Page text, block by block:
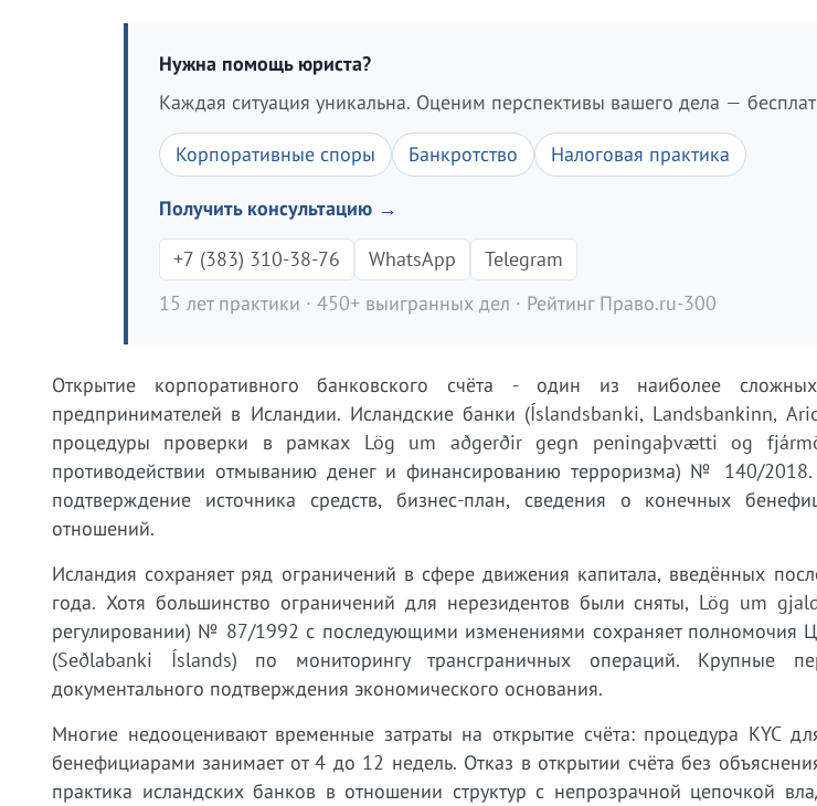
Нужна помощь юриста?
Каждая ситуация уникальна. Оценим перспективы вашего дела —
Корпоративные споры Банкротство Налоговая практика
Получить консультацию →
+7 (383) 310-38-76
WhatsApp
Telegram
15 лет практики · 450+ выигранных дел · Рейтинг Право.ru-300
Открытие корпоративного банковского счёта - один из наиболее
предпринимателей в Исландии. Исландские банки (Íslandsbanki, Landsbankinn,
процедуры проверки в рамках Lög um aðgerðir gegn peningaþvætti og
противодействии отмыванию денег и финансированию терроризма) № 140/2018.
подтверждение источника средств, бизнес-план, сведения о конечных
отношений.
Исландия сохраняет ряд ограничений в сфере движения капитала, введённых
года. Хотя большинство ограничений для нерезидентов были сняты, Lög um
регулировании) № 87/1992 с последующими изменениями сохраняет полномочия
(Seðlabanki Íslands) по мониторингу трансграничных операций. Крупные
документального подтверждения экономического основания.
Многие недооценивают временные затраты на открытие счёта: процедура KYC
бенефициарами занимает от 4 до 12 недель. Отказ в открытии счёта без
практика исландских банков в отношении структур с непрозрачной цепочкой